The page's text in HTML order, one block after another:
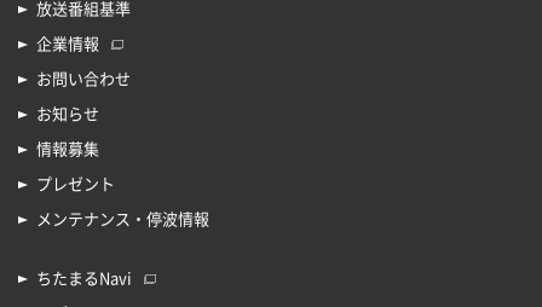
放送番組基準
企業情報
お問い合わせ
お知らせ
情報募集
プレゼント
メンテナンス・停波情報
ちたまるNavi